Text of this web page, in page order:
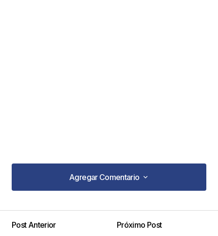
Agregar Comentario
Agregar Comentario
Post Anterior
Próximo Post